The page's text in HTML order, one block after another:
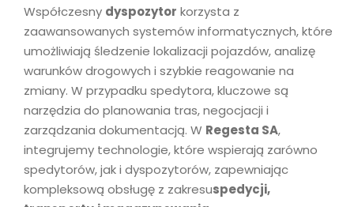
Współczesny dyspozytor korzysta z
zaawansowanych systemów informatycznych, które
umożliwiają śledzenie lokalizacji pojazdów, analizę
warunków drogowych i szybkie reagowanie na
zmiany. W przypadku spedytora, kluczowe są
narzędzia do planowania tras, negocjacji i
zarządzania dokumentacją. W Regesta SA,
integrujemy technologie, które wspierają zarówno
spedytorów, jak i dyspozytorów, zapewniając
kompleksową obsługę z zakresuspedycji,